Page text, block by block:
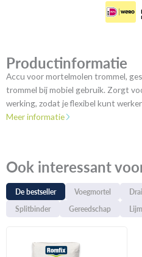
Productinformatie
Accu voor mortelmolen trommel,
trommel bij mobiel gebruik. Zorgt
werking, zodat je flexibel kunt
Meer informatie
Ook interessant
De bestseller Voegmortel
Splitbinder
Gereedschap